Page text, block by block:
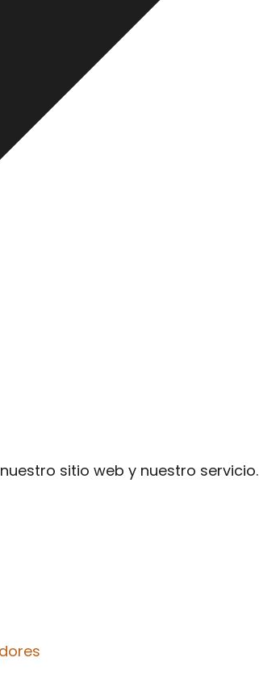
sitio web y nuestro servicio.